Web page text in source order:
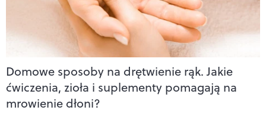
Domowe sposoby na drętwienie rąk. Jakie
ćwiczenia, zioła i suplementy pomagają na
mrowienie dłoni?